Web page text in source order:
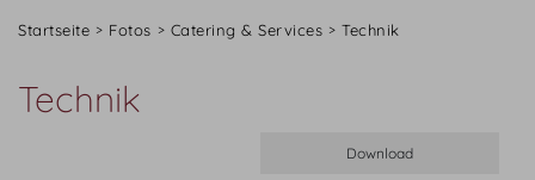
Startseite Fotos Catering & Services Technik
Technik